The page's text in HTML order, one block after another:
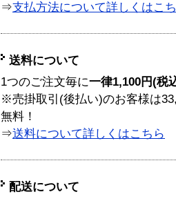
⇒支払方法について詳しくはこ
送料について
1つのご注文毎に一律1,100円(税
※売掛取引(後払い)のお客様は
無料！
⇒送料について詳しくはこちら
配送について